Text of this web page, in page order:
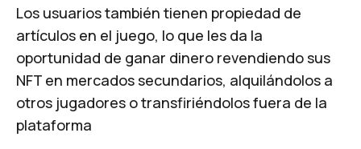
Los usuarios también tienen propiedad de
artículos en el juego, lo que les da la
oportunidad de ganar dinero revendiendo sus
NFT en mercados secundarios, alquilándolos a
otros jugadores o transfiriéndolos fuera de la
plataforma